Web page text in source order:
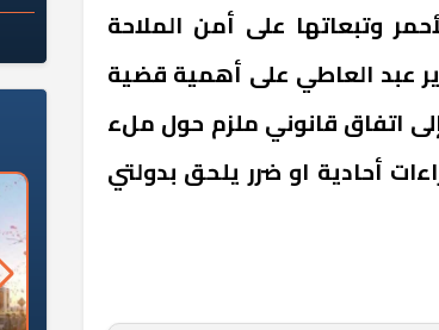
وتبعاتها على أمن الملاحة
عبد العاطي على أهمية قضية
اتفاق قانوني ملزم حول ملء
أحادية او ضرر يلحق بدولتي